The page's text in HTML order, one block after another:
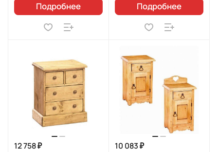
Подробнее Подробнее
12 758 ₽
10 083 ₽